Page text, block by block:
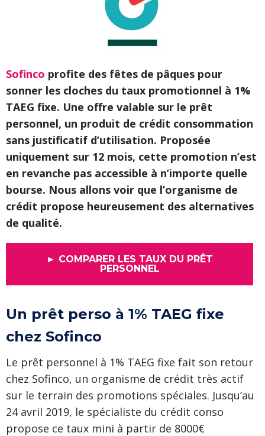
Sofinco profite des fêtes de pâques pour
sonner les cloches du taux promotionnel à 1%
TAEG fixe. Une offre valable sur le prêt
personnel, un produit de crédit consommation
sans justificatif d’utilisation. Proposée
uniquement sur 12 mois, cette promotion n’est
en revanche pas accessible à n’importe quelle
bourse. Nous allons voir que l’organisme de
crédit propose heureusement des alternatives
de qualité.
► COMPARER LES TAUX DU PRÊT
PERSONNEL
Un prêt perso à 1% TAEG fixe
chez Sofinco
Le prêt personnel à 1% TAEG fixe fait son retour
chez Sofinco, un organisme de crédit très actif
sur le terrain des promotions spéciales. Jusqu’au
24 avril 2019, le spécialiste du crédit conso
propose ce taux mini à partir de 8000€